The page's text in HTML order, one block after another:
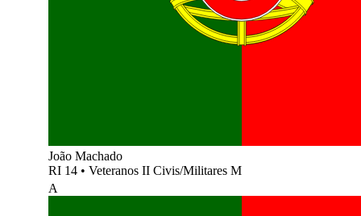
João Machado
RI 14 • Veteranos II Civis/Militares M
A